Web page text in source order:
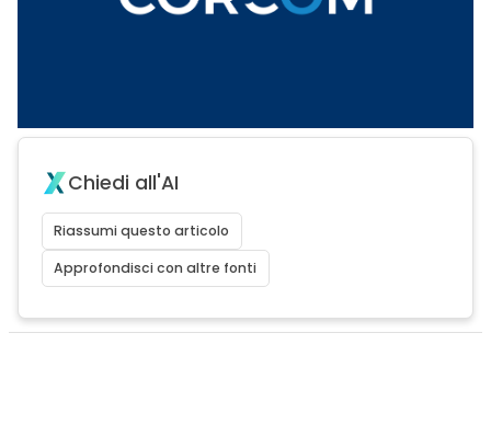
Chiedi all'AI
Riassumi questo articolo
Approfondisci con altre fonti